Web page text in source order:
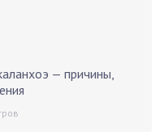
— причины,